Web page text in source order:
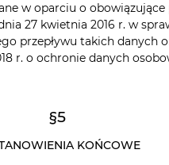
zł Cena
w oparciu o
27 kwietnia 2016 r. w
przepływu takich danych
r. o ochronie danych
§5
KOŃCOWE